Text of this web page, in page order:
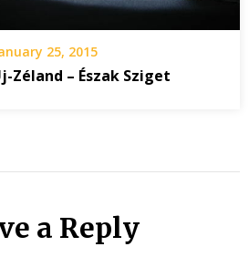
25, 2015
Zéland – Észak Sziget
a Reply